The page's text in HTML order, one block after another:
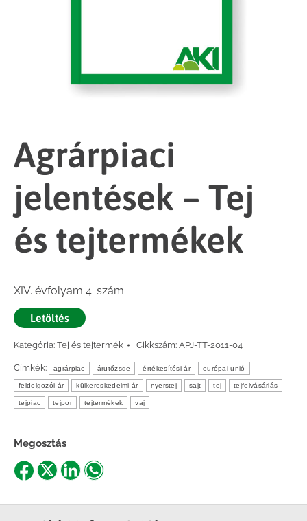
Agrárpiaci
jelentések – Tej
és tejtermékek
XIV. évfolyam 4. szám
Letöltés
Kategória: Tej és tejtermék Cikkszám: APJ-TT-2011-04
Címkék: agrárpiac árutőzsde értékesítési ár európai unió
feldolgozói ár külkereskedelmi ár nyerstej sajt tej tejfelvásárlás
tejpiac tejpor tejtermékek vaj
Megosztás
ShareShareShareShare